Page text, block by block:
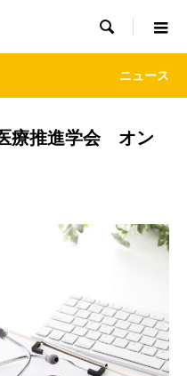

ニュース
療推進学会 オン